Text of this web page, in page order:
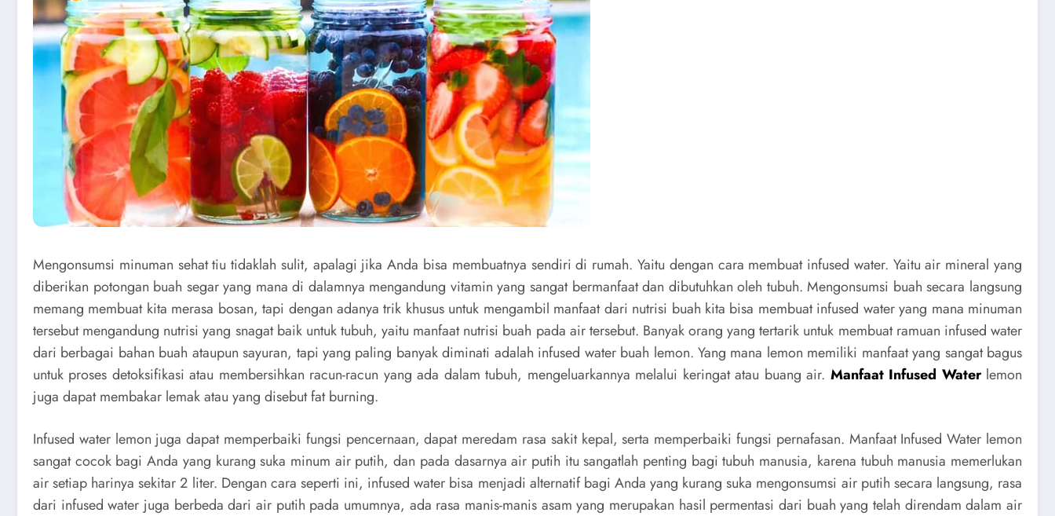
Mengonsumsi minuman sehat tiu tidaklah sulit, apalagi jika Anda bisa membuatnya sendiri di rumah. Yaitu dengan cara membuat infused water. Yaitu air mineral yang
diberikan potongan buah segar yang mana di dalamnya mengandung vitamin yang sangat bermanfaat dan dibutuhkan oleh tubuh. Mengonsumsi buah secara langsung
memang membuat kita merasa bosan, tapi dengan adanya trik khusus untuk mengambil manfaat dari nutrisi buah kita bisa membuat infused water yang mana minuman
tersebut mengandung nutrisi yang snagat baik untuk tubuh, yaitu manfaat nutrisi buah pada air tersebut. Banyak orang yang tertarik untuk membuat ramuan infused water
dari berbagai bahan buah ataupun sayuran, tapi yang paling banyak diminati adalah infused water buah lemon. Yang mana lemon memiliki manfaat yang sangat bagus
untuk proses detoksifikasi atau membersihkan racun-racun yang ada dalam tubuh, mengeluarkannya melalui keringat atau buang air. Manfaat Infused Water lemon
juga dapat membakar lemak atau yang disebut fat burning.
Infused water lemon juga dapat memperbaiki fungsi pencernaan, dapat meredam rasa sakit kepal, serta memperbaiki fungsi pernafasan. Manfaat Infused Water lemon
sangat cocok bagi Anda yang kurang suka minum air putih, dan pada dasarnya air putih itu sangatlah penting bagi tubuh manusia, karena tubuh manusia memerlukan
air setiap harinya sekitar 2 liter. Dengan cara seperti ini, infused water bisa menjadi alternatif bagi Anda yang kurang suka mengonsumsi air putih secara langsung, rasa
dari infused water juga berbeda dari air putih pada umumnya, ada rasa manis-manis asam yang merupakan hasil permentasi dari buah yang telah direndam dalam air